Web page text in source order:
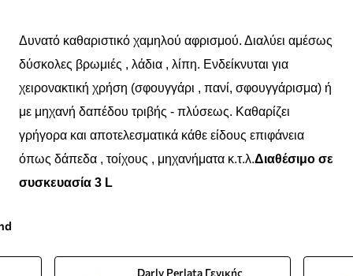
Δυνατό καθαριστικό χαμηλού αφρισμού. Διαλύει αμέσως
δύσκολες βρωμιές , λάδια , λίπη. Ενδείκνυται για
χειρονακτική χρήση (σφουγγάρι , πανί, σφουγγάρισμα) ή
με μηχανή δαπέδου τριβής - πλύσεως. Καθαρίζει
γρήγορα και αποτελεσματικά κάθε είδους επιφάνεια
όπως δάπεδα , τοίχους , μηχανήματα κ.τ.λ.Διαθέσιμο σε
συσκευασία 3 L
Darly Perlata Γενικής